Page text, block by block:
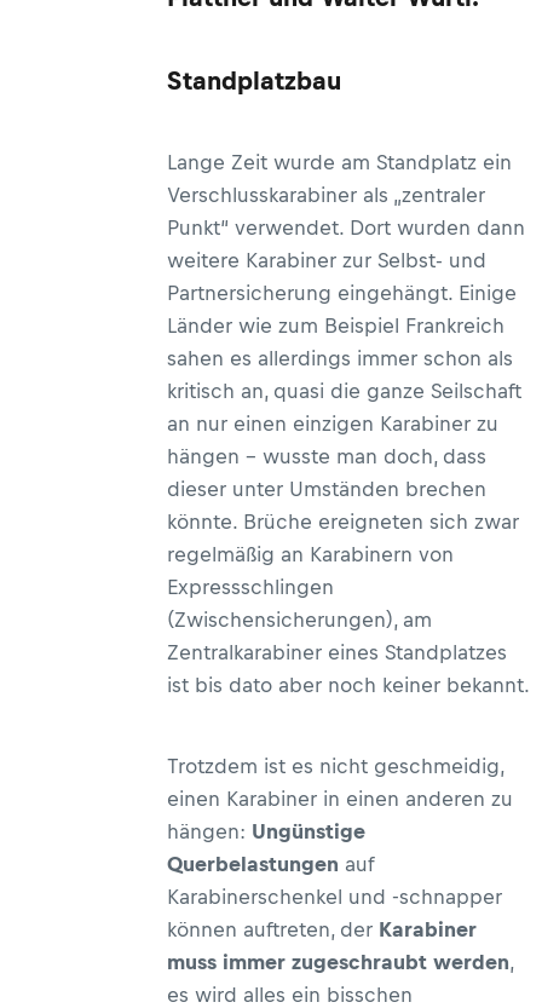
Standplatzbau
Lange Zeit wurde am Standplatz ein
Verschlusskarabiner als „zentraler
Punkt“ verwendet. Dort wurden dann
weitere Karabiner zur Selbst- und
Partnersicherung eingehängt. Einige
Länder wie zum Beispiel Frankreich
sahen es allerdings immer schon als
kritisch an, quasi die ganze Seilschaft
an nur einen einzigen Karabiner zu
hängen – wusste man doch, dass
dieser unter Umständen brechen
könnte. Brüche ereigneten sich zwar
regelmäßig an Karabinern von
Expressschlingen
(Zwischensicherungen), am
Zentralkarabiner eines Standplatzes
ist bis dato aber noch keiner bekannt.
Trotzdem ist es nicht geschmeidig,
einen Karabiner in einen anderen zu
hängen: Ungünstige
Querbelastungen auf
Karabinerschenkel und -schnapper
können auftreten, der Karabiner
muss immer zugeschraubt werden,
es wird alles ein bisschen